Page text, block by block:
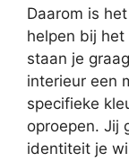
Daarom is
helpen bij
staan je
interieur een
specifieke
oproepen. Jij
identiteit je